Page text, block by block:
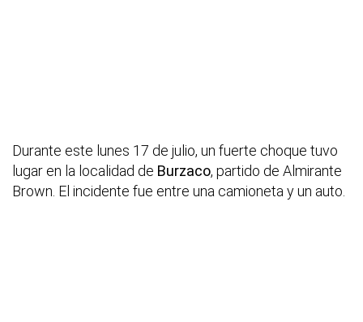
Durante este lunes 17 de julio, un fuerte choque tuvo
lugar en la localidad de Burzaco, partido de Almirante
Brown. El incidente fue entre una camioneta y un auto.